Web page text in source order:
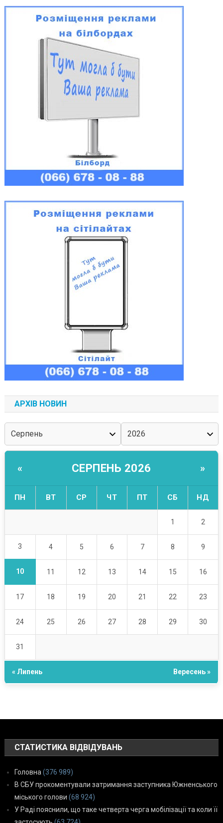
АРХІВ НОВИН
« СЕРПЕНЬ 2026 »
ПН ВТ СР ЧТ ПТ СБ НД
1 2
3 4 5 6 7 8 9
10 11 12 13 14 15 16
17 18 19 20 21 22 23
24 25 26 27 28 29 30
31
« Липень Вересень »
СТАТИСТИКА ВІДВІДУВАНЬ
Головна (376 989)
В СБУ прокоментували затримання заступника Южненського
міського голови (68 924)
У Раді пояснили, що таке четверта черга мобілізації та коли її